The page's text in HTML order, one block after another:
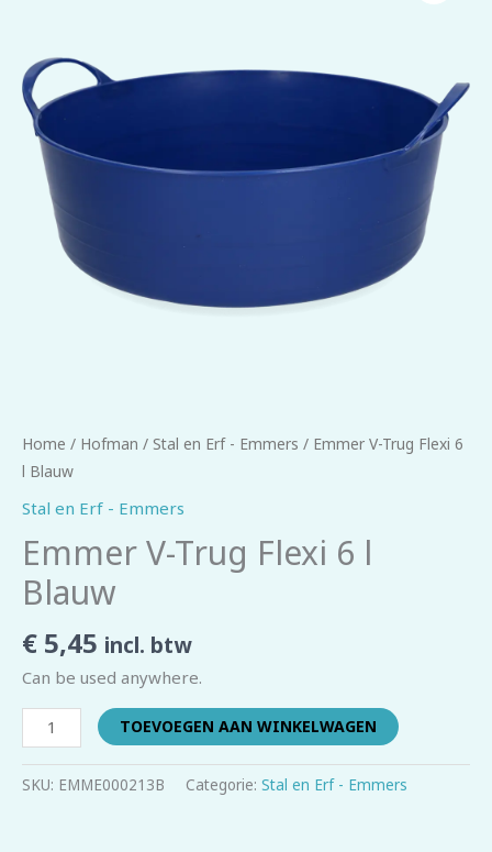
Home / Hofman / Stal en Erf - Emmers / Emmer V-Trug Flexi 6
l Blauw
Stal en Erf - Emmers
Emmer V-Trug Flexi 6 l
Blauw
€ 5,45 incl. btw
Can be used anywhere.
6
l
Blauw
aantal
TOEVOEGEN AAN WINKELWAGEN
SKU: EMME000213B Categorie: Stal en Erf - Emmers